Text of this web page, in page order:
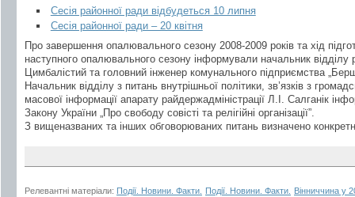
Сесія районної ради відбудеться 10 липня
Сесія районної ради – 20 квітня
Про завершення опалювального сезону 2008-2009 років та хід
наступного опалювального сезону інформували начальник
Цимбалістий та головний інженер комунального підприємства
Начальник відділу з питань внутрішньої політики, зв’язків з
масової інформації апарату райдержадміністрації Л.І. Салганік
Закону України „Про свободу совісті та релігійні організації”.
З вищеназваних та інших обговорюваних питань визначено
Релевантні матеріали: Події. Новини. Факти. Події. Новини. Факти.
Вінниччина у